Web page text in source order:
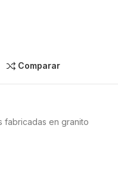
Comparar
fabricadas en granito